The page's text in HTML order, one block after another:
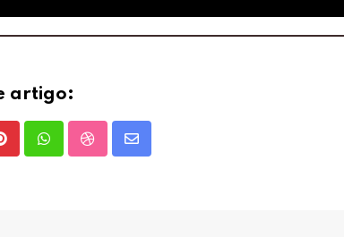
artigo:
WhatsappStumbleUpon
Share